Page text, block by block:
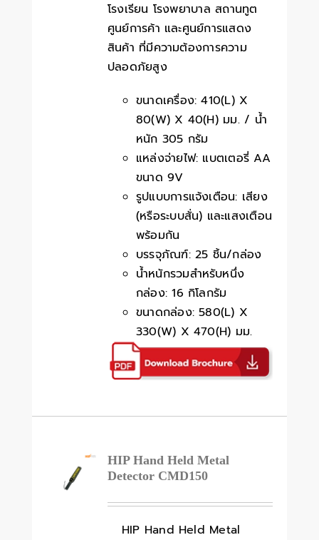
โรงเรียน โรงพยาบาล สถานทูต
ศูนย์การค้า และศูนย์การแสดง
สินค้า ที่มีความต้องการความ
ปลอดภัยสูง
ขนาดเครื่อง: 410(L) X
80(W) X 40(H) มม. / น้ำ
หนัก 305 กรัม
แหล่งจ่ายไฟ: แบตเตอรี่ AA
ขนาด 9V
รูปแบบการแจ้งเตือน: เสียง
(หรือระบบสั่น) และแสงเตือน
พร้อมกัน
บรรจุภัณฑ์: 25 ชิ้น/กล่อง
น้ำหนักรวมสำหรับหนึ่ง
กล่อง: 16 กิโลกรัม
ขนาดกล่อง: 580(L) X
330(W) X 470(H) มม.
HIP Hand Held Metal
Detector CMD150
HIP Hand Held Metal